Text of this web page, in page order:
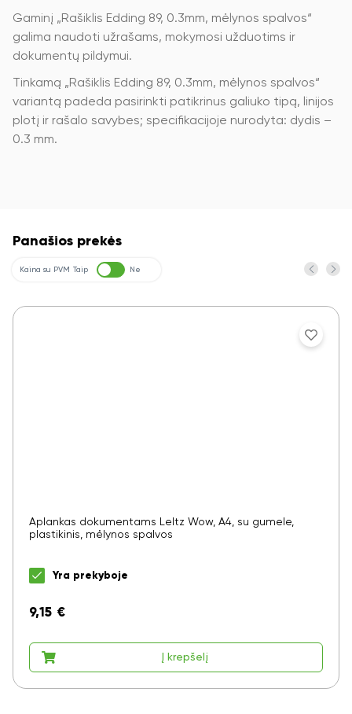
Gaminį „Rašiklis Edding 89, 0.3mm, mėlynos spalvos“
galima naudoti užrašams, mokymosi užduotims ir
dokumentų pildymui.
Tinkamą „Rašiklis Edding 89, 0.3mm, mėlynos spalvos“
variantą padeda pasirinkti patikrinus galiuko tipą, linijos
plotį ir rašalo savybes; specifikacijoje nurodyta: dydis –
0.3 mm.
Panašios prekės
Kaina su PVM Taip Ne
Aplankas dokumentams LeItz Wow, A4, su gumele,
plastikinis, mėlynos spalvos
Yra prekyboje
9,15 €
Į krepšelį